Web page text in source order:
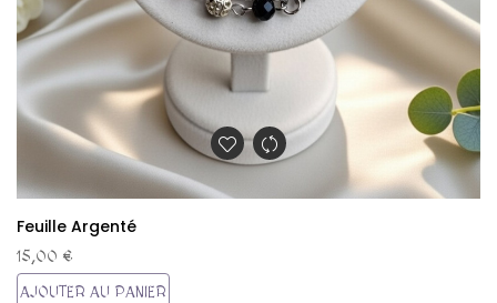
Feuille Argenté
15,00 €
AJOUTER AU PANIER